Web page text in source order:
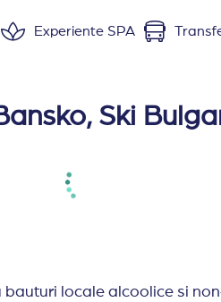
Experiente SPA
au balcon, paturi twin si
si o canapea
Contra cost: masaj.
Ski
locale alcoolice si